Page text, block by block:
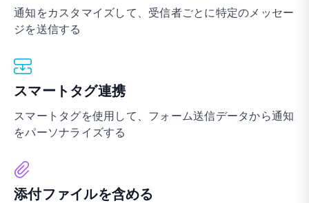
通知をカスタマイズして、受信者ごとに特定のメッセー
ジを送信する
スマートタグ連携
スマートタグを使用して、フォーム送信データから通知
をパーソナライズする
添付ファイルを含める